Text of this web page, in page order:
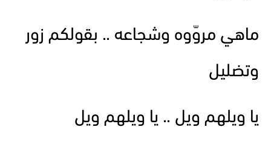
ماهي مروّوه وشجاعه .. بقولكم زور
وتضليل
يا ويلهم ويل .. يا ويلهم ويل